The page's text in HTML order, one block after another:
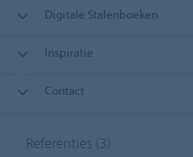
Digitale Stalenboeken
Inspiratie
Contact
Referenties (3)